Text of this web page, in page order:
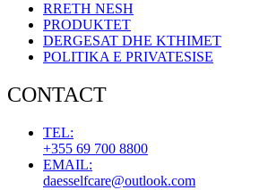
RRETH NESH
PRODUKTET
DERGESAT DHE KTHIMET
POLITIKA E PRIVATESISE
CONTACT
TEL:
+355 69 700 8800
EMAIL:
daesselfcare@outlook.com